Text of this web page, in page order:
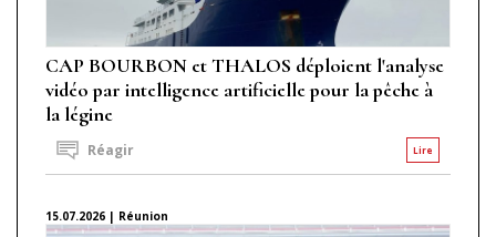
CAP BOURBON et THALOS déploient l'analyse
vidéo par intelligence artificielle pour la pêche à
la légine
Lire
Réagir
15.07.2026 | Réunion